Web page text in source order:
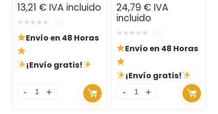
13,21 € IVA incluido
★★★★★
Envío en 48 Horas
¡Envío gratis!
para el Hogar y
Dormitorio
24,79 € IVA
incluido
★★★★★
Envío en 48 Horas
¡Envío gratis!